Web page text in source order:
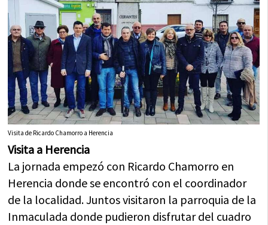
Visita de Ricardo Chamorro a Herencia
Visita a Herencia
La jornada empezó con Ricardo Chamorro en
Herencia donde se encontró con el coordinador
de la localidad. Juntos visitaron la parroquia de la
Inmaculada donde pudieron disfrutar del cuadro